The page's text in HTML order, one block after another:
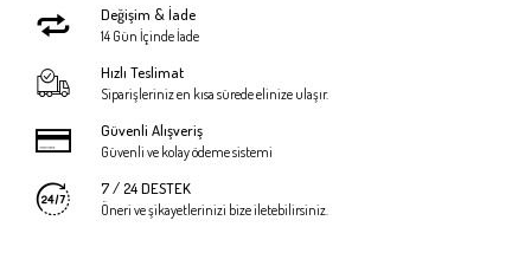
Değişim & İade
14 Gün İçinde İade
Hızlı Teslimat
Siparişleriniz en kısa sürede elinize ulaşır.
Güvenli Alışveriş
Güvenli ve kolay ödeme sistemi
7 / 24 DESTEK
Öneri ve şikayetlerinizi bize iletebilirsiniz.